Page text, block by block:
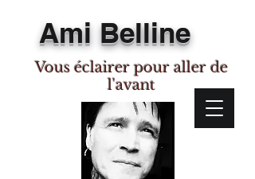
Ami Belline
Vous éclairer pour aller de
l'avant